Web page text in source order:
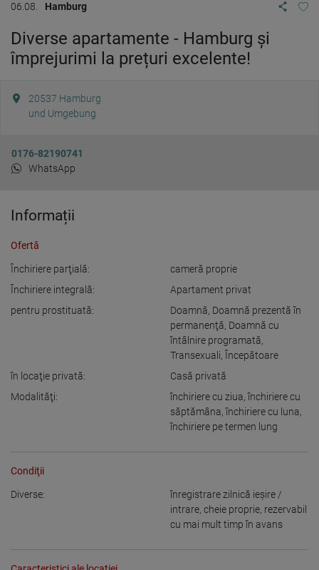
06.08. Hamburg
Diverse apartamente - Hamburg și
împrejurimi la prețuri excelente!
20537 Hamburg
und Umgebung
0176-82190741
WhatsApp
Informații
Ofertă
Închiriere parţială:
cameră proprie
Închiriere integrală:
Apartament privat
pentru prostituată:
Doamnă, Doamnă prezentă în
permanenţă, Doamnă cu
întâlnire programată,
Transexuali, Începătoare
în locaţie privată:
Casă privată
Modalităţi:
închiriere cu ziua,închiriere cu
săptămâna,închiriere cu luna,
închiriere pe termen lung
Condiţii
Diverse:
înregistrare zilnică ieşire /
intrare, cheie proprie, rezervabil
cu mai mult timp în avans